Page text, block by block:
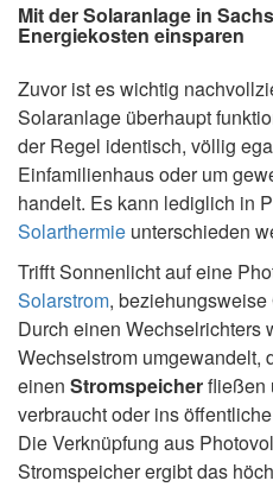
Mit der Solaranlage in
Energiekosten einsparen
Zuvor ist es wichtig
Solaranlage überhaupt
der Regel identisch, völlig
Einfamilienhaus oder um
handelt. Es kann lediglich in
Solarthermie unterschieden
Trifft Sonnenlicht auf eine
Solarstrom,
Durch einen Wechselrichters
Wechselstrom umgewandelt,
einen Stromspeicherfließen
verbraucht oder ins
Die Verknüpfung aus
Stromspeicher ergibt das